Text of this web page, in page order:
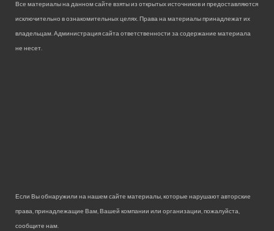
Все материалы на данном сайте взяты из открытых источников и предоставляются
исключительно в ознакомительных целях. Права на материалы принадлежат их
владельцам. Администрация сайта ответственности за содержание материала
не несет.
Если Вы обнаружили на нашем сайте материалы, которые нарушают авторские
права, принадлежащие Вам, Вашей компании или организации, пожалуйста,
сообщите нам.